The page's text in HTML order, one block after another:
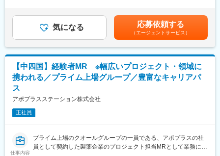
ラスの借り上げ社宅制度や単身赴任のサポート制度を導入し、そ
の利用率も高水準となっています。
■社内認定資格制度
製薬企業での開発パイプラインの変化にともない、当社において
はオンコロジーをはじめスペシャリティ領域のプロジェクトが増
加しています。またスペシャリティ領域については社員の関心も
高く、これに応えるべく専門性の高い人財を育成するための社内
＜取扱製品＞
高い精度とデザイン性を兼ね備えた歯科用機器を取り扱います。
医療従事者から高く評価されている製品群です。
https://www.dentsplysirona.com/ja-jp
＜過去入社者のご経歴＞
医療機器エンジニア、自動車整備士、エレベーター／自動ドアの
■働き方：
・コールセンターが1次受付を担当するため、お客様からの直接の
・休日出勤は医療機器の設置などで発生する場合がありますが、
月1～2日程度で、発生時は必ず振替休日を取得いただきます。
＞※給与詳細は経験・能力・スキルに応じ、選考の過程を通じて決
定します。※上記年収は、インセンティブ賞与を含んだ想定金額で
す。※上記年収は、40,500円～（月20時間残業相当）を含みま
す。賃金はあくまでも目安の金額であり、選考を通じて上下する
可能性があります。月給(月額)は固定手当を含めた表記です。
気になる 応募依頼する
（エージェントサービス）
【中四国】経験者MR ※幅広いプロジェクト・領域に
携われる／プライム上場グループ／豊富なキャリアパ
ス
アポプラスステーション株式会社
正社員
仕事内容
プライム上場のクオールグループの一員である、アポプラスの社
員として契約した製薬企業のプロジェクト担当MRとして業務に従